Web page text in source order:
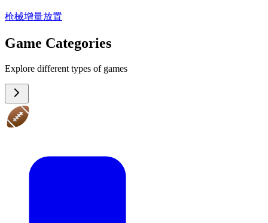
枪械增量放置
Game Categories
Explore different types of games